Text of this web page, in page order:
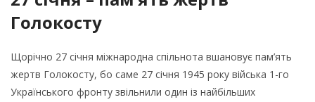
Голокосту
Щорічно 27 січня міжнародна спільнота вшановує пам’ять
жертв Голокосту, бо саме 27 січня 1945 року війська 1-го
Українського фронту звільнили один із найбільших